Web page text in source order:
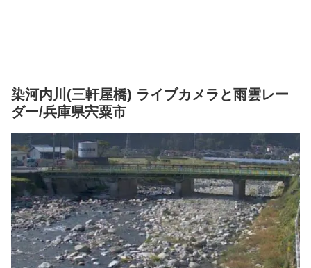
染河内川(三軒屋橋) ライブカメラと雨雲レー
ダー/兵庫県宍粟市